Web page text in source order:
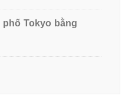
phố Tokyo bằng